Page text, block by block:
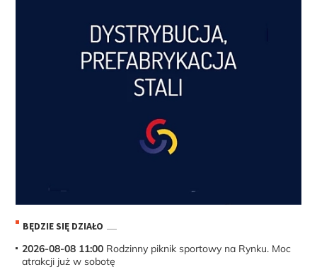
BĘDZIE SIĘ DZIAŁO
2026-08-08 11:00 Rodzinny piknik sportowy na Rynku. Moc
atrakcji już w sobotę